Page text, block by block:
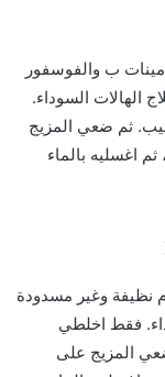
ب والفوسفور
الهالات السوداء.
ثم ضعي المزيج
، واتركيه لمدة 10 دقائق ، ثم اغسليه بالماء
نظيفة وغير مسدودة
فقط اخلطي
المزيج على